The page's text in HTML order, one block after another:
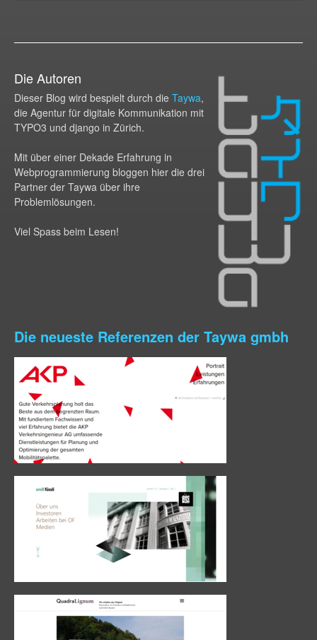
Die Autoren
Dieser Blog wird bespielt durch die Taywa,
die Agentur für digitale Kommunikation mit
TYPO3 und django in Zürich.
Mit über einer Dekade Erfahrung in
Webprogram­mierung bloggen hier die drei
Partner der Taywa über ihre
Problemlösungen.
Viel Spass beim Lesen!